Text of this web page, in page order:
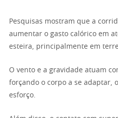
Pesquisas mostram que a
aumentar o gasto calórico em
esteira, principalmente em
O vento e a gravidade atuam
forçando o corpo a se adaptar,
esforço.